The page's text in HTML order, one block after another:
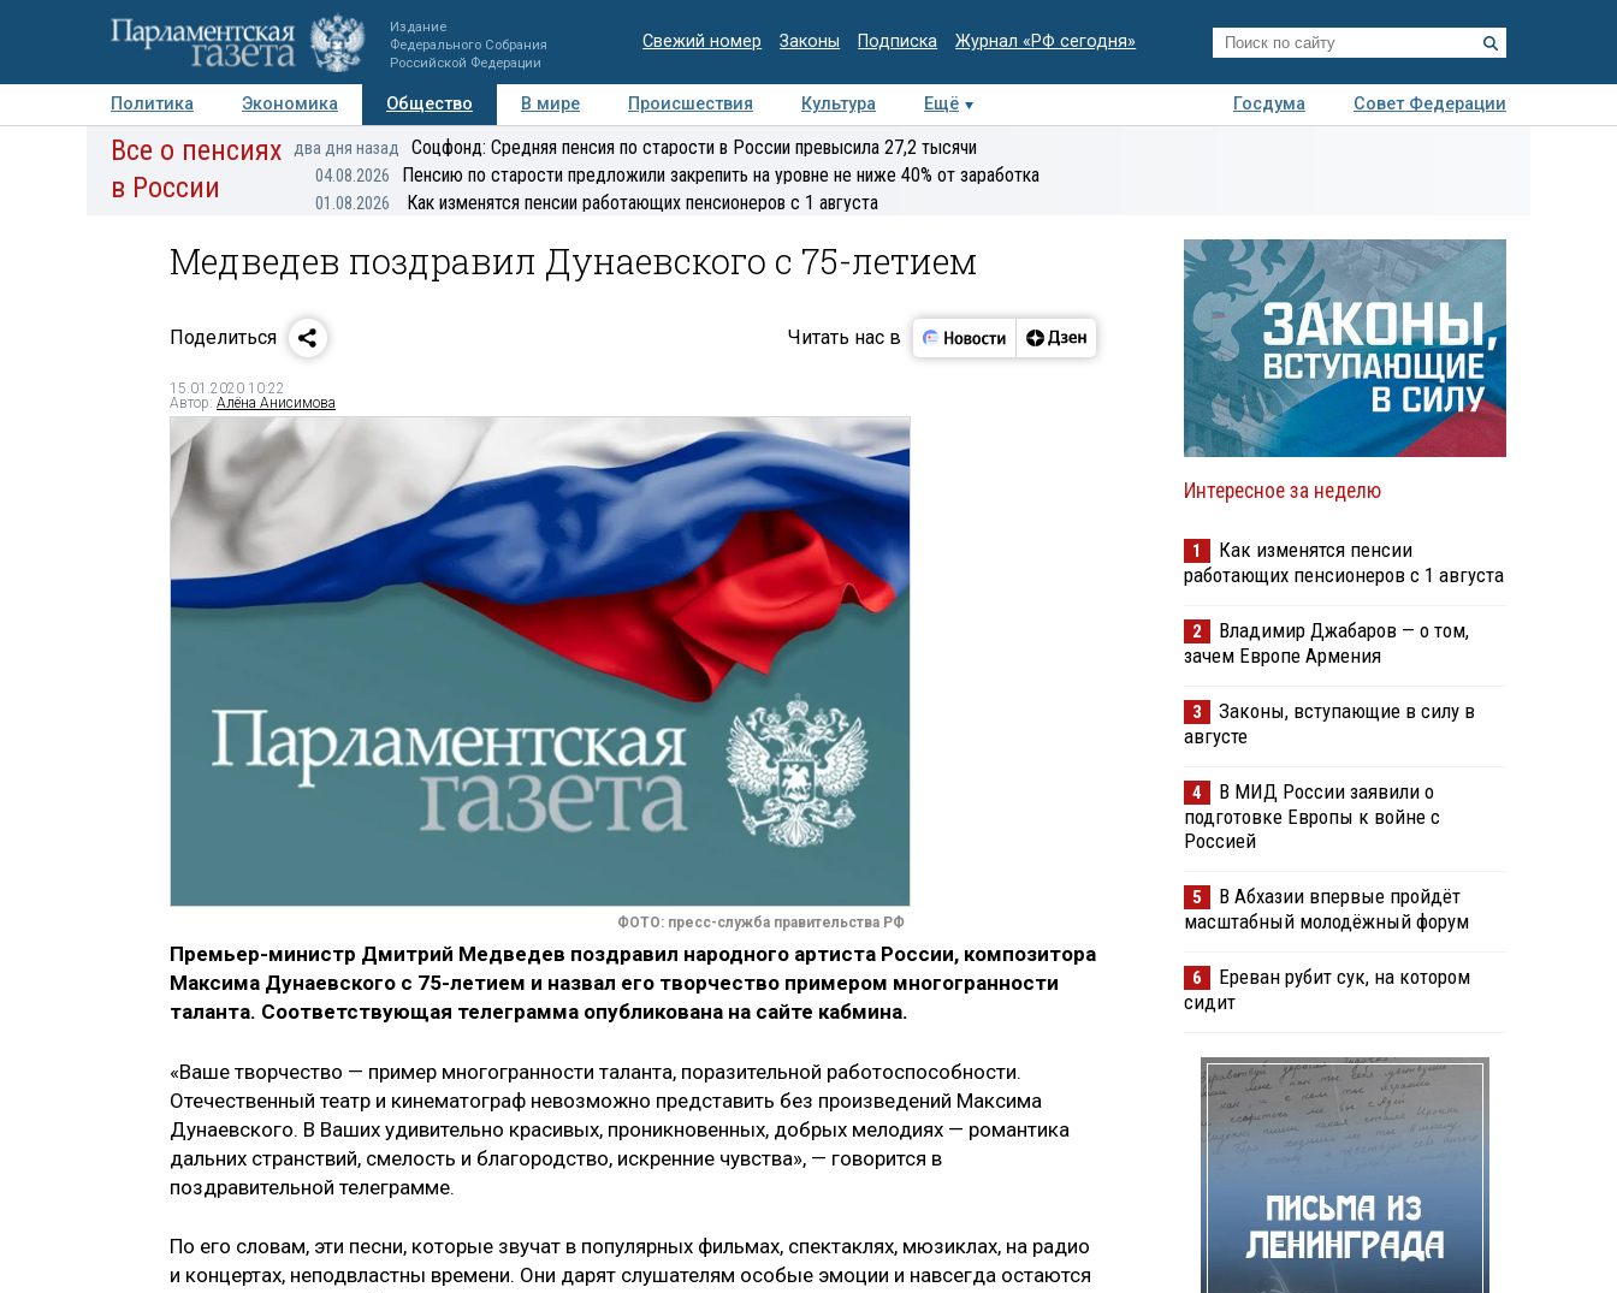
Издание
Федерального Собрания
Российской Федерации
Свежий номер Законы Подписка Журнал «РФ сегодня»
Политика Экономика Общество В мире Происшествия Культура Ещё Госдума
Совет Федерации
Авторы Персоны Мнения Регионы Медиацентр Интервью Колумнисты
Все о пенсиях
в России
два дня назад Соцфонд: Средняя пенсия по старости в России превысила 27,2 тысячи
04.08.2026 Пенсию по старости предложили закрепить на уровне не ниже 40% от заработка
01.08.2026 Как изменятся пенсии работающих пенсионеров с 1 августа
Медведев поздравил Дунаевского с 75-летием
Поделиться Читать нас в
15.01.2020 10:22
Автор: Алёна Анисимова
ФОТО: пресс-служба правительства РФ
Премьер-министр Дмитрий Медведев поздравил народного артиста России, композитора
Максима Дунаевского с 75-летием и назвал его творчество примером многогранности
таланта. Соответствующая телеграмма опубликована на сайте кабмина.
«Ваше творчество — пример многогранности таланта, поразительной работоспособности.
Отечественный театр и кинематограф невозможно представить без произведений Максима
Дунаевского. В Ваших удивительно красивых, проникновенных, добрых мелодиях — романтика
дальних странствий, смелость и благородство, искренние чувства», — говорится в
поздравительной телеграмме.
По его словам, эти песни, которые звучат в популярных фильмах, спектаклях, мюзиклах, на радио
и концертах, неподвластны времени. Они дарят слушателям особые эмоции и навсегда остаются
Интересное за неделю
1
Как изменятся пенсии
работающих пенсионеров с 1 августа
2
Владимир Джабаров — о том,
зачем Европе Армения
3
Законы, вступающие в силу в
августе
4
В МИД России заявили о
подготовке Европы к войне с
Россией
5
В Абхазии впервые пройдёт
масштабный молодёжный форум
6
Ереван рубит сук, на котором
сидит